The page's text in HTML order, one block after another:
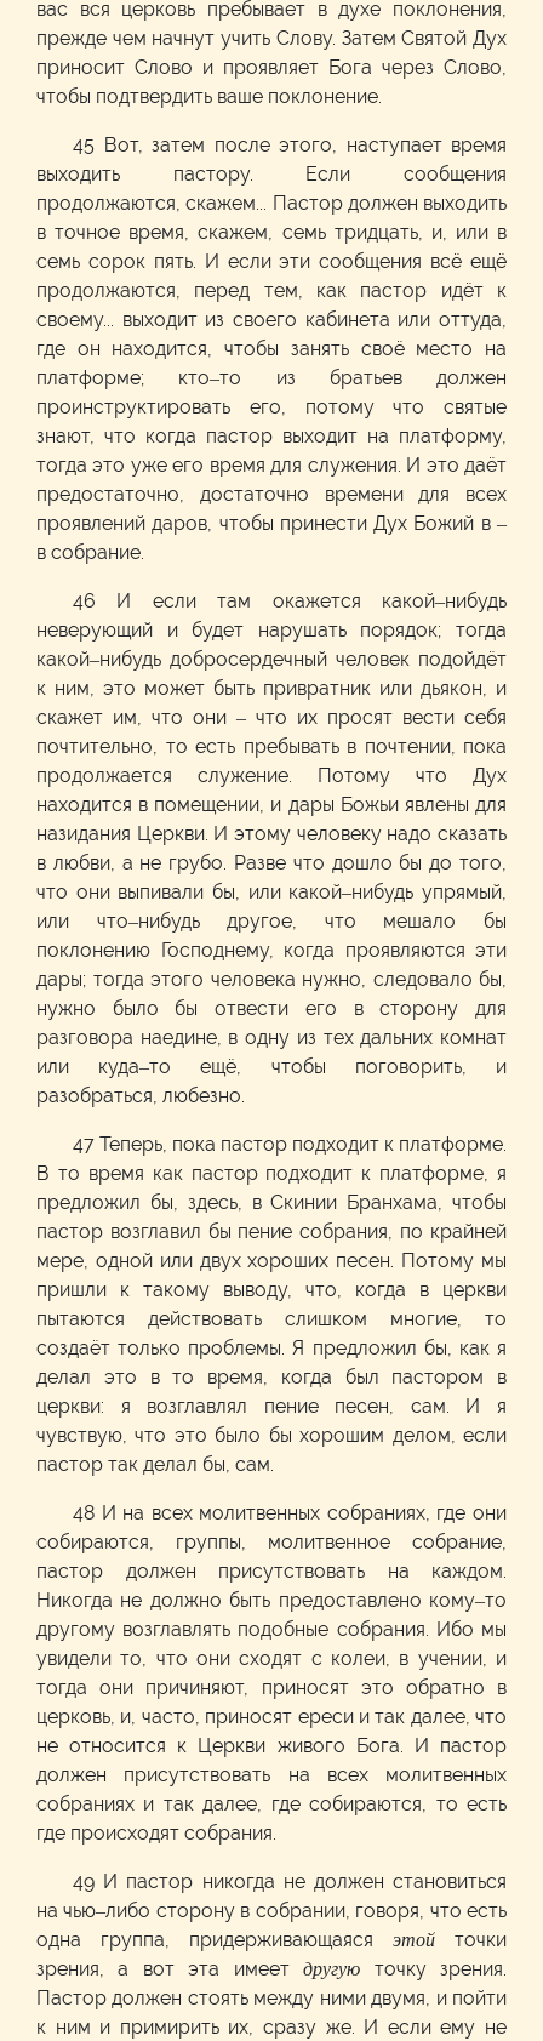
вас вся церковь пребывает в духе поклонения,
прежде чем начнут учить Слову. Затем Святой Дух
приносит Слово и проявляет Бога через Слово,
чтобы подтвердить ваше поклонение.
45 Вот, затем после этого, наступает время
выходить пастору. Если сообщения
продолжаются, скажем... Пастор должен выходить
в точное время, скажем, семь тридцать, и, или в
семь сорок пять. И если эти сообщения всё ещё
продолжаются, перед тем, как пастор идёт к
своему... выходит из своего кабинета или оттуда,
где он находится, чтобы занять своё место на
платформе; кто–то из братьев должен
проинструктировать его, потому что святые
знают, что когда пастор выходит на платформу,
тогда это уже его время для служения. И это даёт
предостаточно, достаточно времени для всех
проявлений даров, чтобы принести Дух Божий в –
в собрание.
46 И если там окажется какой–нибудь
неверующий и будет нарушать порядок; тогда
какой–нибудь добросердечный человек подойдёт
к ним, это может быть привратник или дьякон, и
скажет им, что они – что их просят вести себя
почтительно, то есть пребывать в почтении, пока
продолжается служение. Потому что Дух
находится в помещении, и дары Божьи явлены для
назидания Церкви. И этому человеку надо сказать
в любви, а не грубо. Разве что дошло бы до того,
что они выпивали бы, или какой–нибудь упрямый,
или что–нибудь другое, что мешало бы
поклонению Господнему, когда проявляются эти
дары; тогда этого человека нужно, следовало бы,
нужно было бы отвести его в сторону для
разговора наедине, в одну из тех дальних комнат
или куда–то ещё, чтобы поговорить, и
разобраться, любезно.
47 Теперь, пока пастор подходит к платформе.
В то время как пастор подходит к платформе, я
предложил бы, здесь, в Скинии Бранхама, чтобы
пастор возглавил бы пение собрания, по крайней
мере, одной или двух хороших песен. Потому мы
пришли к такому выводу, что, когда в церкви
пытаются действовать слишком многие, то
создаёт только проблемы. Я предложил бы, как я
делал это в то время, когда был пастором в
церкви: я возглавлял пение песен, сам. И я
чувствую, что это было бы хорошим делом, если
пастор так делал бы, сам.
48 И на всех молитвенных собраниях, где они
собираются, группы, молитвенное собрание,
пастор должен присутствовать на каждом.
Никогда не должно быть предоставлено кому–то
другому возглавлять подобные собрания. Ибо мы
увидели то, что они сходят с колеи, в учении, и
тогда они причиняют, приносят это обратно в
церковь, и, часто, приносят ереси и так далее, что
не относится к Церкви живого Бога. И пастор
должен присутствовать на всех молитвенных
собраниях и так далее, где собираются, то есть
где происходят собрания.
49 И пастор никогда не должен становиться
на чью–либо сторону в собрании, говоря, что есть
одна группа, придерживающаяся этой точки
зрения, а вот эта имеетдругую точку зрения.
Пастор должен стоять между ними двумя, и пойти
к ним и примирить их, сразу же. И если ему не